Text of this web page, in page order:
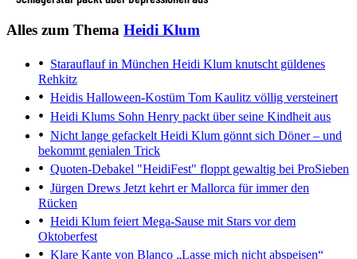
Alles zum Thema Heidi Klum
Starauflauf in München Heidi Klum knutscht güldenes
Rehkitz
Heidis Halloween-Kostüm Tom Kaulitz völlig versteinert
Heidi Klums Sohn Henry packt über seine Kindheit aus
Nicht lange gefackeltHeidi Klum gönnt sich Döner – und
bekommt genialen Trick
Quoten-Debakel "HeidiFest" floppt gewaltig bei ProSieben
Jürgen Drews Jetzt kehrt er Mallorca für immer den
Rücken
Heidi Klum feiertMega-Sause mit Stars vor dem
Oktoberfest
Klare Kante von Blanco „Lasse mich nicht abspeisen“